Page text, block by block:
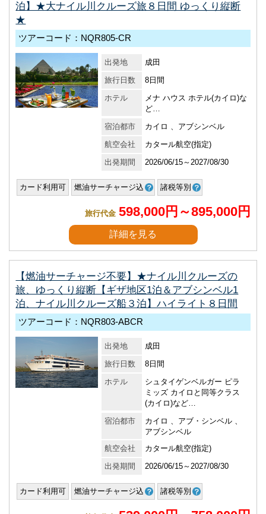
泊】★大ナイル川クルーズ旅８日間 ゆっくり縦断
★
ツアーコード：NQR805-CR
出発地
成田
旅行日数
8日間
ホテル
メナ ハウス ホテル(カイロ)な
ど…
宿泊都市
カイロ 、アブシンベル
航空会社
カタール航空(指定)
出発期間
2026/06/15～2027/08/30
カード利用可 燃油サーチャージ込 諸税等別
旅行代金 598,000円～895,000円
詳細を見る
【燃油サーチャージ不要】★ナイル川クルーズの
旅、ゆっくり縦断【ギザ地区1泊＆アブシンベル1
泊、ナイル川クルーズ船３泊】ハイライト８日間
ツアーコード：NQR803-ABCR
出発地
成田
旅行日数
8日間
ホテル
シュタイゲンベルガー ピラ
ミッズ カイロと同等クラス
(カイロ)など…
宿泊都市
カイロ 、アブ・シンベル 、
アブシンベル
航空会社
カタール航空(指定)
出発期間
2026/06/15～2027/08/30
カード利用可 燃油サーチャージ込 諸税等別